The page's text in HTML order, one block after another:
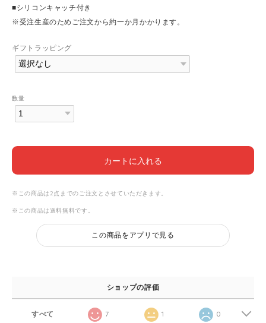
■シリコンキャッチ付き
※受注生産のためご注文から約一か月かかります。
ギフトラッピング
数量
カートに入れる
※この商品は2点までのご注文とさせていただきます。
※この商品は 送料無料です。
この商品をアプリで見る
ショップの評価
すべて 7 1 0